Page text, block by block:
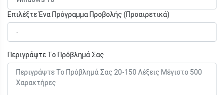
Επιλέξτε Ένα Πρόγραμμα Προβολής (Προαιρετικά)
Περιγράψτε Το Πρόβλημά Σας